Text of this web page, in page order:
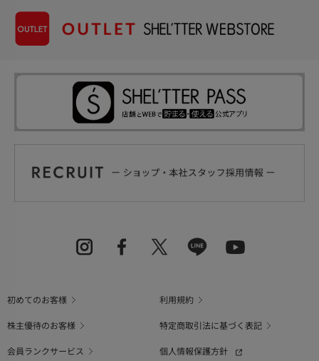
初めてのお客様
利用規約
株主優待のお客様
特定商取引法に基づく表記
会員ランクサービス
個人情報保護方針